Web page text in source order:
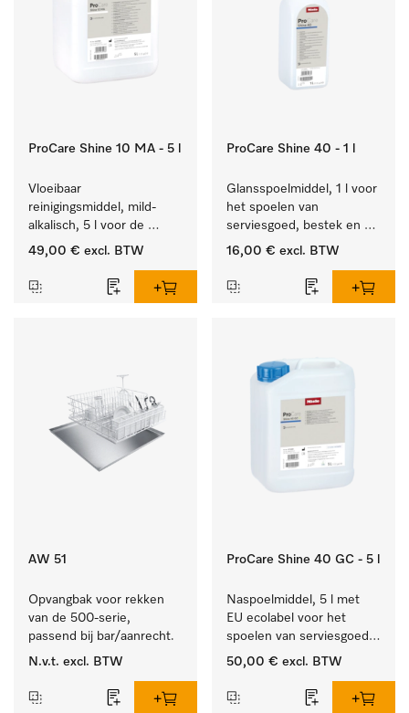
ProCare Shine 10 MA - 5 l
Vloeibaar
reinigingsmiddel, mild-
alkalisch, 5 l voor de
reiniging van lichte
bestek en glazen.
49,00 € excl. BTW
ProCare Shine 40 - 1 l
Glansspoelmiddel, 1 l voor
het spoelen van
serviesgoed, bestek en
ideaal voor glazen.
16,00 € excl. BTW
AW 51
Opvangbak voor rekken
van de 500-serie,
passend bij bar/aanrecht.
N.v.t. excl. BTW
ProCare Shine 40 GC - 5 l
Naspoelmiddel, 5 l met
EU ecolabel voor het
spoelen van serviesgoed,
bestek en glazen.
50,00 € excl. BTW